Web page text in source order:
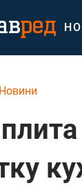
Новини